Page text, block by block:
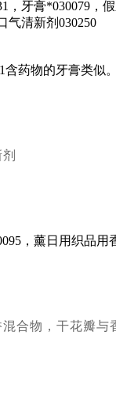
牙膏*030079，
气清新剂030250
药物的牙膏类似。
，薰日用织品用
合物，干花瓣与